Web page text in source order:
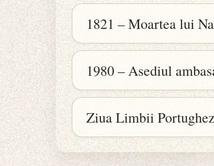
1821 – Moartea lui
1980 – Asediul
Ziua Limbii